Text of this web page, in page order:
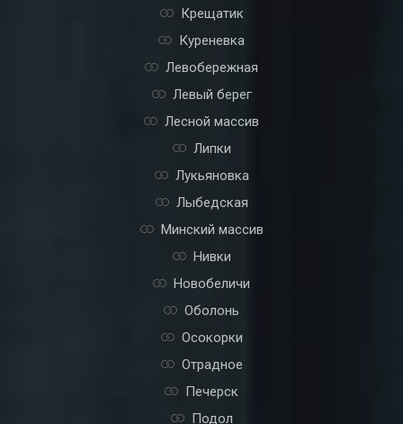
Крещатик
Куреневка
Левобережная
Левый берег
Лесной массив
Липки
Лукьяновка
Лыбедская
Минский массив
Нивки
Новобеличи
Оболонь
Осокорки
Отрадное
Печерск
Подол